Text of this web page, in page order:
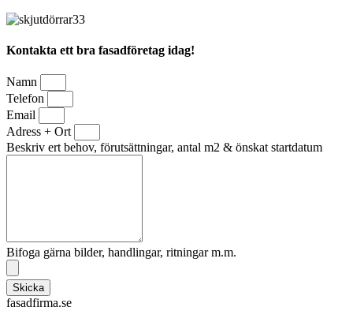
Kontakta ett bra fasadföretag idag!
Namn
Telefon
Email
Adress + Ort
Beskriv ert behov, förutsättningar, antal m2 & önskat startdatum
Bifoga gärna bilder, handlingar, ritningar m.m.
Skicka
fasadfirma.se